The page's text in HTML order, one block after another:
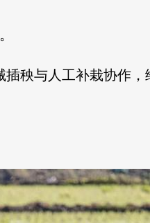
秧与人工补栽协作，